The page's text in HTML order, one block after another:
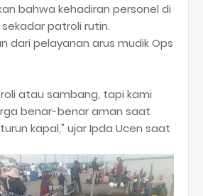
bahwa kehadiran personel di
patroli rutin.
dari pelayanan arus mudik Ops
atau sambang, tapi kami
benar-benar aman saat
kapal," ujar Ipda Ucen saat